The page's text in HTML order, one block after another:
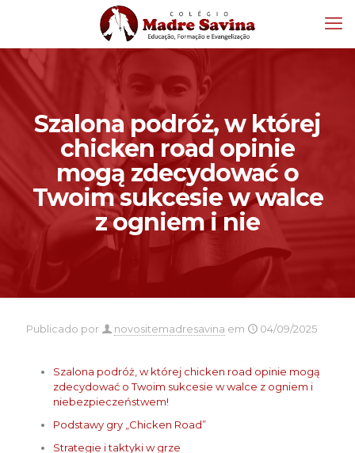
Szalona podróż, w której
chicken road opinie
mogą zdecydować o
Twoim sukcesie w walce
z ogniem i nie
Publicado por novositemadresavina em 04/09/2025
Szalona podróż, w której chicken road opinie mogą
zdecydować o Twoim sukcesie w walce z ogniem i
niebezpieczeństwem!
Podstawy gry „Chicken Road”
Strategie i taktyki w grze